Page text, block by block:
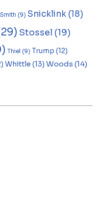
Smith (9) Snicklink (18)
Stossel (19)
Thiel (9) Trump (12)
Whittle (13) Woods (14)